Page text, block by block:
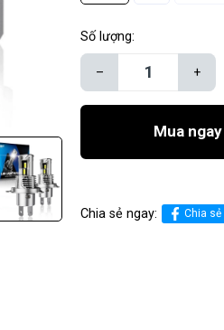
Số lượng:
– +
Mua ngay
Chia sẻ ngay: Chia sẻ